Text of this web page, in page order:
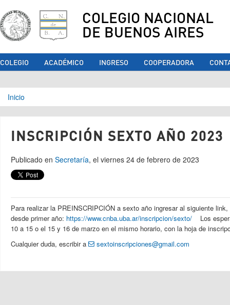
COLEGIO NACIONAL
DE BUENOS AIRES
COLEGIO ACADÉMICO INGRESO COOPERADORA
Se encuentra usted aquí
Inicio
INSCRIPCIÓN SEXTO AÑO 2023
Publicado en Secretaría, el viernes 24 de febrero de 2023
Para realizar la PREINSCRIPCIÓN a sexto año ingresar al siguiente
desde primer año: https://www.cnba.uba.ar/inscripcion/sexto/ Los
10 a 15 o el 15 y 16 de marzo en el mismo horario, con la hoja de
Cualquier duda, escribir a
sextoinscripciones@gmail.com